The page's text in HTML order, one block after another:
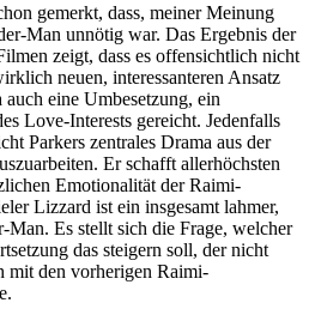
gemerkt, dass, meiner Meinung
Man unnötig war. Das Ergebnis der
zeigt, dass es offensichtlich nicht
neuen, interessanteren Ansatz
eine Umbesetzung, ein
Love-Interests gereicht. Jedenfalls
Parkers zentrales Drama aus der
Er schafft allerhöchsten
Emotionalität der Raimi-
Lizzard ist ein insgesamt lahmer,
Man. Es stellt sich die Frage, welcher
das steigern soll, der nicht
mit den vorherigen Raimi-